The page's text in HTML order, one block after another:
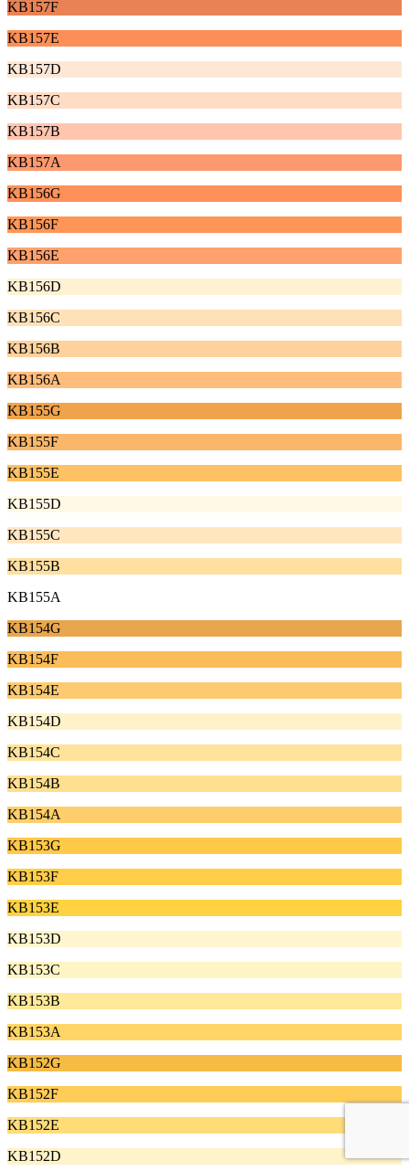
KB157F
KB157E
KB157D
KB157C
KB157B
KB157A
KB156G
KB156F
KB156E
KB156D
KB156C
KB156B
KB156A
KB155G
KB155F
KB155E
KB155D
KB155C
KB155B
KB155A
KB154G
KB154F
KB154E
KB154D
KB154C
KB154B
KB154A
KB153G
KB153F
KB153E
KB153D
KB153C
KB153B
KB153A
KB152G
KB152F
KB152E
KB152D